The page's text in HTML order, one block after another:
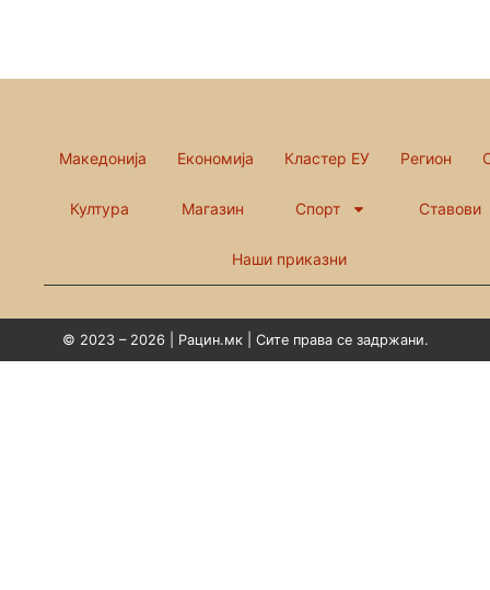
Македонија Економија Кластер ЕУ Регион
Култура Магазин Спорт Ставови
Наши приказни
© 2023 – 2026 | Рацин.мк | Сите права се задржани.